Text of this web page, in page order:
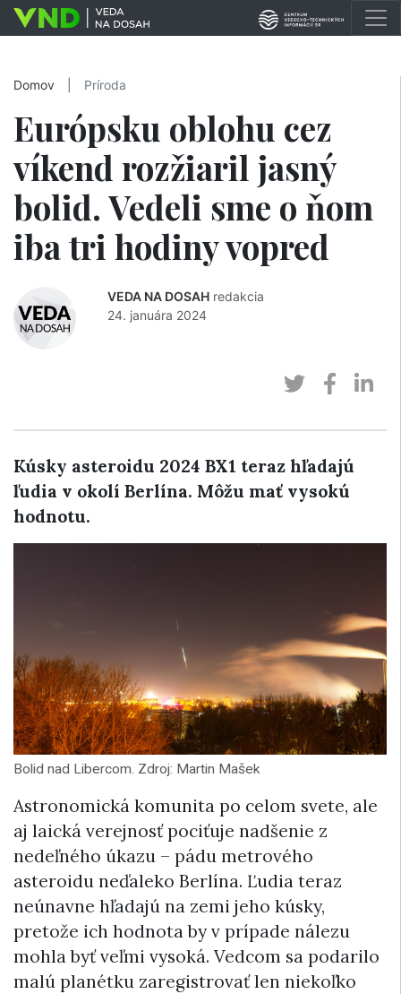
Domov Príroda
Európsku oblohu cez
víkend rozžiaril jasný
bolid. Vedeli sme o ňom
iba tri hodiny vopred
VEDA NA DOSAH redakcia
24. januára 2024
Kúsky asteroidu 2024 BX1 teraz hľadajú
ľudia v okolí Berlína. Môžu mať vysokú
hodnotu.
Bolid nad Libercom. Zdroj: Martin Mašek
Astronomická komunita po celom svete, ale
aj laická verejnosť pociťuje nadšenie z
nedeľného úkazu – pádu metrového
asteroidu neďaleko Berlína. Ľudia teraz
neúnavne hľadajú na zemi jeho kúsky,
pretože ich hodnota by v prípade nálezu
mohla byť veľmi vysoká. Vedcom sa podarilo
malú planétku zaregistrovať len niekoľko